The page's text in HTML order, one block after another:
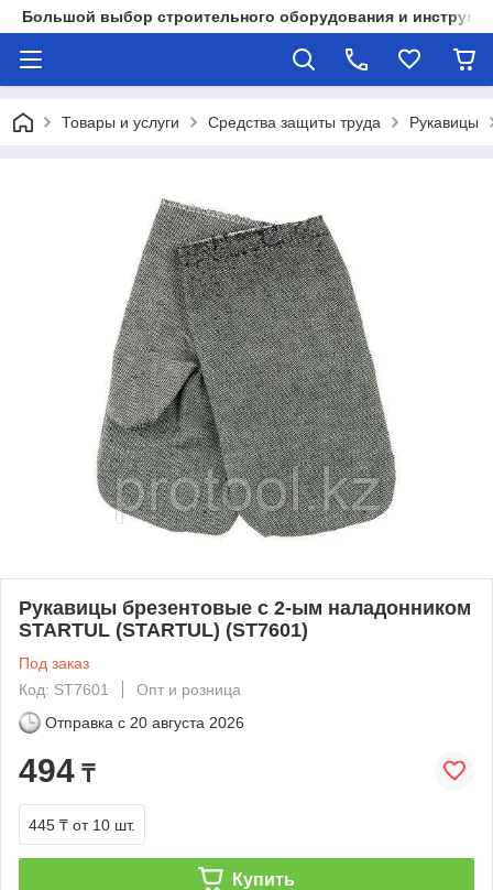
Большой выбор строительного оборудования и
Товары и услуги Средства защиты труда Рукавицы
Рукавицы брезентовые с 2-ым наладонником
STARTUL (STARTUL) (ST7601)
Под заказ
Код: ST7601
Опт и розница
Отправка с 20 августа 2026
494 ₸
445 ₸ от 10 шт.
Купить